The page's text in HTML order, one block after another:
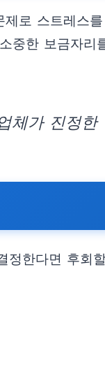
로 스트레스
중한 보금자리
체가 진정한
한다면 후회